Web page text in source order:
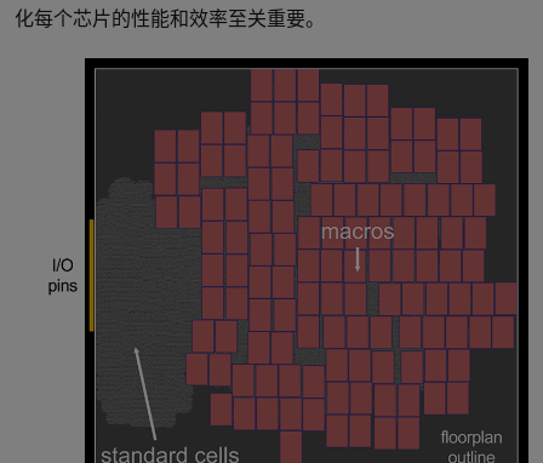
化每个芯片的性能和效率至关重要。